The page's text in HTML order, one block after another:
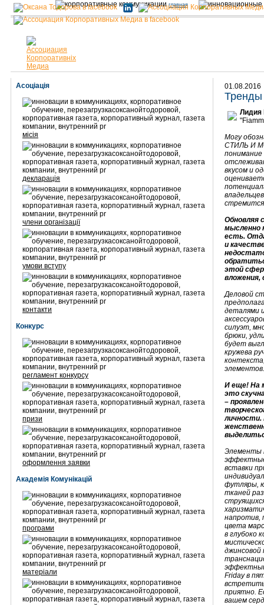
главная
Асоціація
місія
декларація
члени організації
умови вступу
контакти
Конкурс
регламент конкурсу
призи
оформлення заявки
Академія Комунікацій
програми
матеріали
01.08.2016
Тренды
Лидия
Могу
СТИЛЬ И
понимание
вкусом и
Обновляя
мысленно
есть.
и
этой
вложения,
Деловой
деталями
силуэт,
брюки,
будет
кружева
элементов.
И еще! На
это
–
личности.
Элементы
вставки
футляры,
тканей
напротив,
цвета
в глубоко
эффектный
Friday в
приятно.
вашем